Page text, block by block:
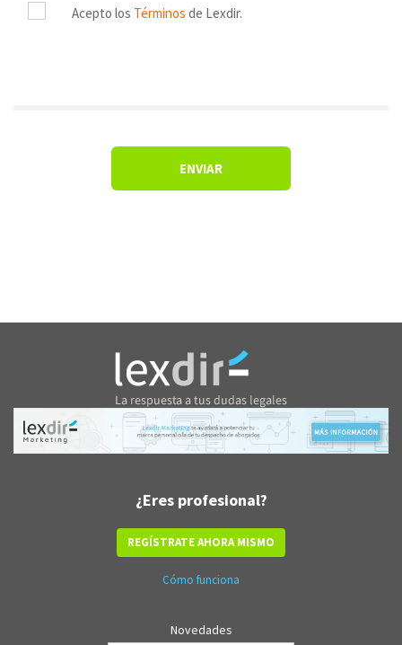
Acepto los Términos de Lexdir.
¿Eres profesional?
REGÍSTRATE AHORA MISMO
Cómo funciona
Novedades